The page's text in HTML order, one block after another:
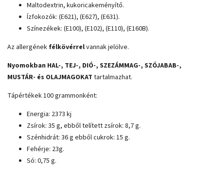
Maltodextrin, kukoricakeményítő.
Ízfokozók: (E621), (E627), (E631).
Színezékek: (E100), (E102), (E110), (E160B).
Az allergének félkövérrelvannak jelölve.
Nyomokban HAL-, TEJ-, DIÓ-, SZEZÁMMAG-, SZÓJABAB-,
MUSTÁR- és OLAJMAGOKAT tartalmazhat.
Tápértékek 100 grammonként:
Energia: 2373 kj
Zsírok: 35 g, ebből telített zsírok: 8,7 g.
Szénhidrát: 36 g ebből cukrok: 15 g.
Fehérje: 23g.
Só: 0,75 g.